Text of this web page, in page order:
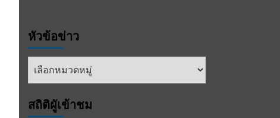
หัวข้อข่าว
หัวข้อ
สถิติผูัเข้าชม